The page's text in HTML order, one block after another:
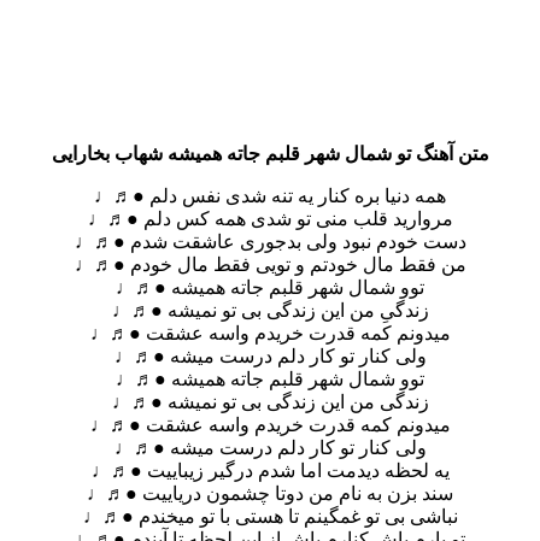
متن آهنگ تو شمال شهر قلبم جاته همیشه شهاب بخارایی
همه دنیا بره کنار یه تنه شدی نفس دلم ●♬♩
مروارید قلب منی تو شدی همه کس دلم ●♬♩
دست خودم نبود ولی بدجوری عاشقت شدم ●♬♩
من فقط مال خودتم و تویی فقط مال خودم ●♬♩
توو شمال شهر قلبم جاته همیشه ●♬♩
زندگیِ من این زندگی بی تو نمیشه ●♬♩
میدونم کمه قدرت خریدم واسه عشقت ●♬♩
ولی کنار تو کار دلم درست میشه ●♬♩
توو شمال شهر قلبم جاته همیشه ●♬♩
زندگی من این زندگی بی تو نمیشه ●♬♩
میدونم کمه قدرت خریدم واسه عشقت ●♬♩
ولی کنار تو کار دلم درست میشه ●♬♩
یه لحظه دیدمت اما شدم درگیر زیباییت ●♬♩
سند بزن به نام من دوتا چشمون دریاییت ●♬♩
نباشی بی تو غمگینم تا هستی با تو میخندم ●♬♩